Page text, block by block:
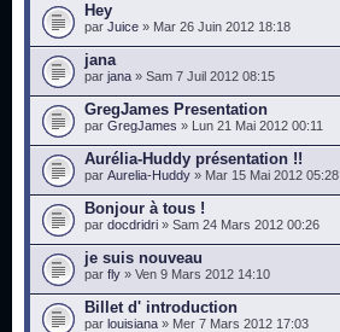
Hey
par Juice » Mar 26 Juin 2012 18:18
jana
par jana » Sam 7 Juil 2012 08:15
GregJames Presentation
par GregJames » Lun 21 Mai 2012 00:11
Aurélia-Huddy présentation !!
par Aurelia-Huddy » Mar 15 Mai 2012 05:28
Bonjour à tous !
par docdridri » Sam 24 Mars 2012 00:26
je suis nouveau
par fly » Ven 9 Mars 2012 14:10
Billet d' introduction
par louisiana » Mer 7 Mars 2012 17:03